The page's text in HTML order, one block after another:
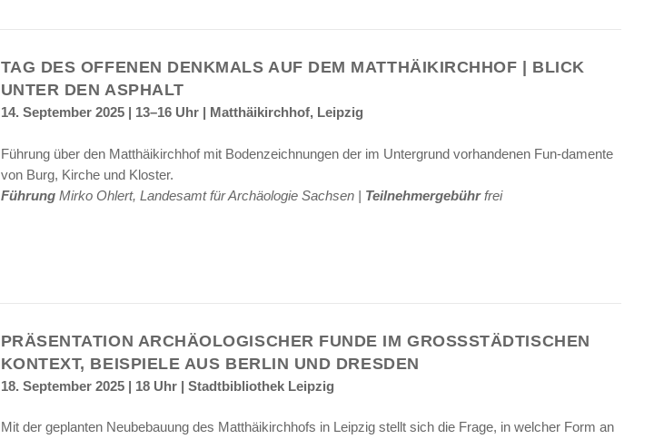
TAG DES OFFENEN DENKMALS AUF DEM MATTHÄIKIRCHHOF | BLICK
UNTER DEN ASPHALT
14. September 2025 | 13–16 Uhr | Matthäikirchhof, Leipzig
Führung über den Matthäikirchhof mit Bodenzeichnungen der im Untergrund vorhandenen Fun-damente
von Burg, Kirche und Kloster.
FührungMirko Ohlert, Landesamt für Archäologie Sachsen | Teilnehmergebührfrei
PRÄSENTATION ARCHÄOLOGISCHER FUNDE IM GROSSSTÄDTISCHEN K
ONTEXT, BEISPIELE AUS BERLIN UND DRESDEN
18. September 2025 | 18 Uhr | Stadtbibliothek Leipzig
Mit der geplanten Neubebauung des Matthäikirchhofs in Leipzig stellt sich die Frage, in welcher Form an